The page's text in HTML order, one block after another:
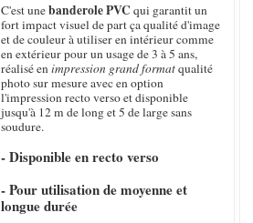
C'est unebanderole PVC qui garantit un
fort impact visuel de part ça qualité d'image
et de couleur à utiliser en intérieur comme
en extérieur pour un usage de 3 à 5 ans,
réalisé enimpression grand formatqualité
photo sur mesure avec en option
l'impression recto verso et disponible
jusqu'à 12 m de long et 5 de large sans
soudure.
- Disponible en recto verso
- Pour utilisation de moyenne et
longue durée